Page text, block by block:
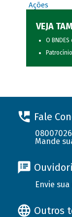
Ações
VEJA
O
Fale
Mande
Envie
Outros